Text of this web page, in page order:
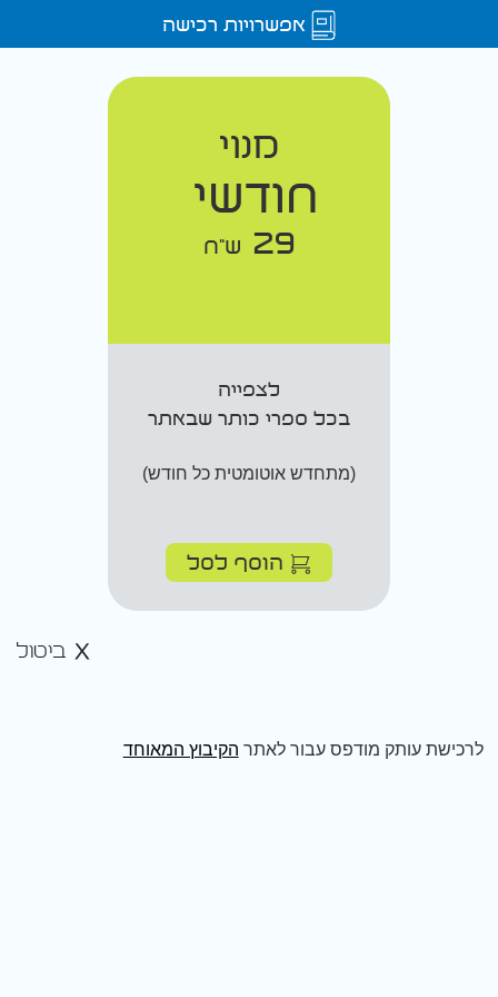
אפשרויות רכישה
מנוי
חודשי
29 ש"ח
לצפייה
בכל ספרי כותר שבאתר
(מתחדש אוטומטית כל חודש)
הוסף לסל
ביטול
לרכישת עותק מודפס עבור לאתר הקיבוץ המאוחד